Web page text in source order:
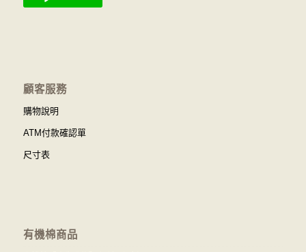
顧客服務
購物說明
ATM付款確認單
尺寸表
有機棉商品